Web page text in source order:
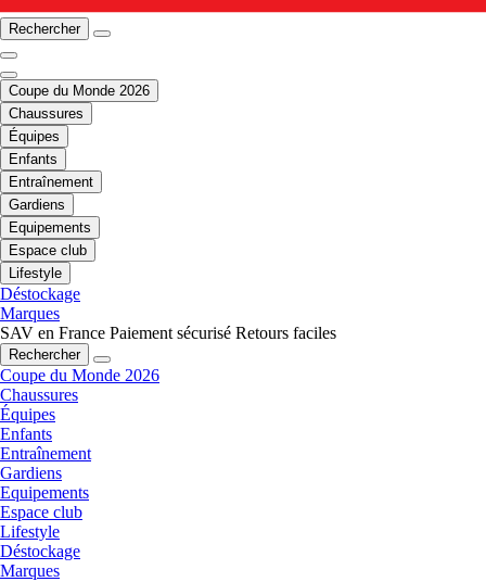
Rechercher
Coupe du Monde 2026
Chaussures
Équipes
Enfants
Entraînement
Gardiens
Equipements
Espace club
Lifestyle
Déstockage
Marques
SAV en France Paiement sécurisé Retours faciles
Rechercher
Coupe du Monde 2026
Chaussures
Équipes
Enfants
Entraînement
Gardiens
Equipements
Espace club
Lifestyle
Déstockage
Marques